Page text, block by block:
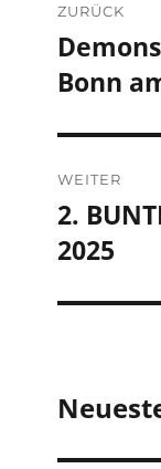
ZURÜCK
Vorheriger
Beitrag:
Bonn
WEITER
Nächster
Beitrag:
2.
2025